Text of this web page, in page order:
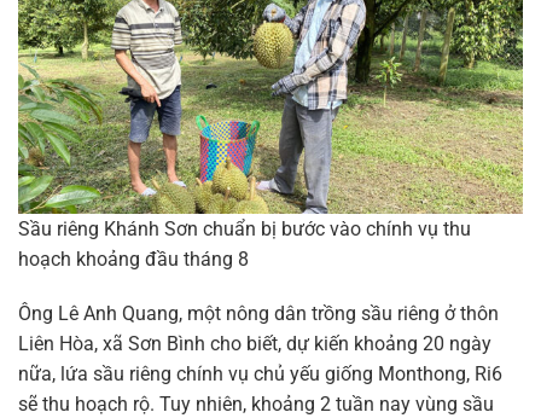
Sầu riêng Khánh Sơn chuẩn bị bước vào chính vụ thu
hoạch khoảng đầu tháng 8
Ông Lê Anh Quang, một nông dân trồng sầu riêng ở thôn
Liên Hòa, xã Sơn Bình cho biết, dự kiến khoảng 20 ngày
nữa, lứa sầu riêng chính vụ chủ yếu giống Monthong, Ri6
sẽ thu hoạch rộ. Tuy nhiên, khoảng 2 tuần nay vùng sầu